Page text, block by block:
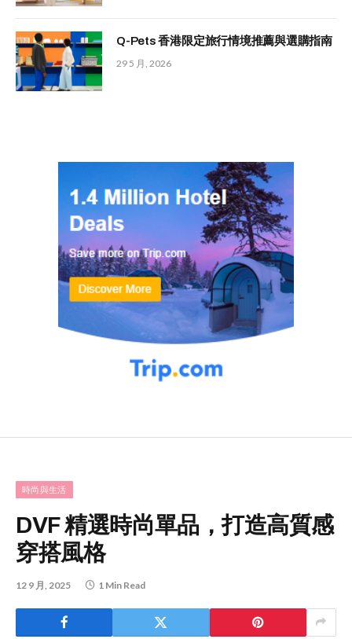
Q-Pets 香港限定旅行情境推薦與選購指南
29 5 月, 2026
時尚與生活
DVF 精選時尚單品，打造高質感
穿搭風格
12 9 月, 2025 1 Min Read